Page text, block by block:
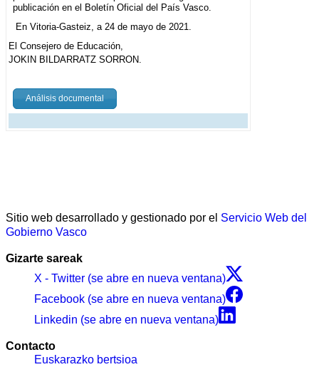
publicación en el Boletín Oficial del País Vasco.
En Vitoria-Gasteiz, a 24 de mayo de 2021.
El Consejero de Educación,
JOKIN BILDARRATZ SORRON.
Análisis documental
Sitio web desarrollado y gestionado por el Servicio Web del
Gobierno Vasco
Gizarte sareak
X - Twitter (se abre en nueva ventana)
Facebook (se abre en nueva ventana)
Linkedin (se abre en nueva ventana)
Contacto
Euskarazko bertsioa